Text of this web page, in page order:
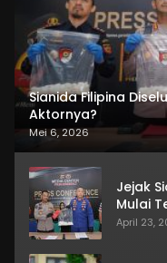
Sianida Filipina
Aktornya?
Mei 6, 2026
Jejak
Mulai
April 23,